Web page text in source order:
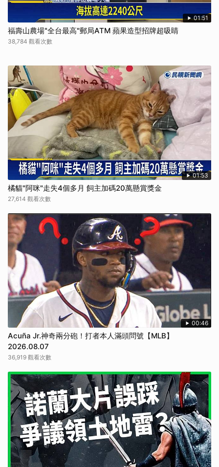
01:51
福壽山農場"全台最高"郵局ATM 蘋果造型招牌超吸睛
38,784 觀看次數
01:53
橘貓"阿咪"走失4個多月 飼主加碼20萬懸賞獎金
27,614 觀看次數
00:46
Acuña Jr.神奇兩分砲！打者本人滿頭問號【MLB】
2026.08.07
36,919 觀看次數